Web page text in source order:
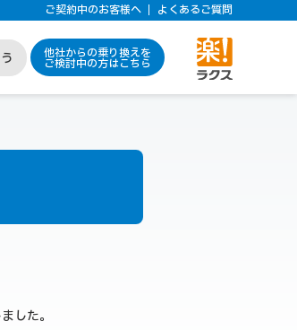
ご契約中のお客様へ よくあるご質問
他社からの乗り換えを
ご検討中の方はこちら
した。